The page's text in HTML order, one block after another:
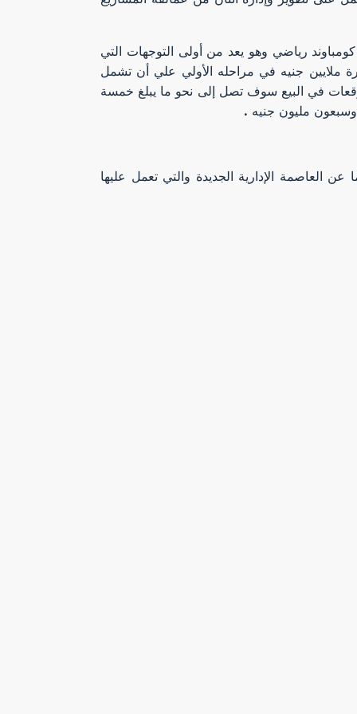
رياضي وهو يعد من أولى التوجهات التي
ملايين جنيه في مراحله الأولي علي أن تشمل
في البيع سوف تصل إلى نحو ما يبلغ خمسة
مليون جنيه .
العاصمة الإدارية الجديدة والتي تعمل عليها